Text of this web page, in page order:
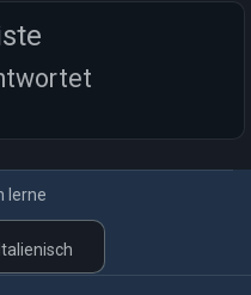
lerne
Italienisch